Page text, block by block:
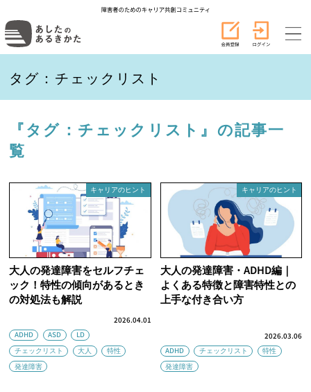
タグ：チェックリスト
『タグ：チェックリスト』の記事一
覧
キャリアのヒント
大人の発達障害をセルフチェ
ック！特性の傾向があるとき
の対処法も解説
2026.04.01
ADHD
ASD
LD
チェックリスト
大人
特性
発達障害
キャリアのヒント
大人の発達障害・ADHD編｜
よくある特徴と障害特性との
上手な付き合い方
2026.03.06
ADHD
チェックリスト
特性
発達障害